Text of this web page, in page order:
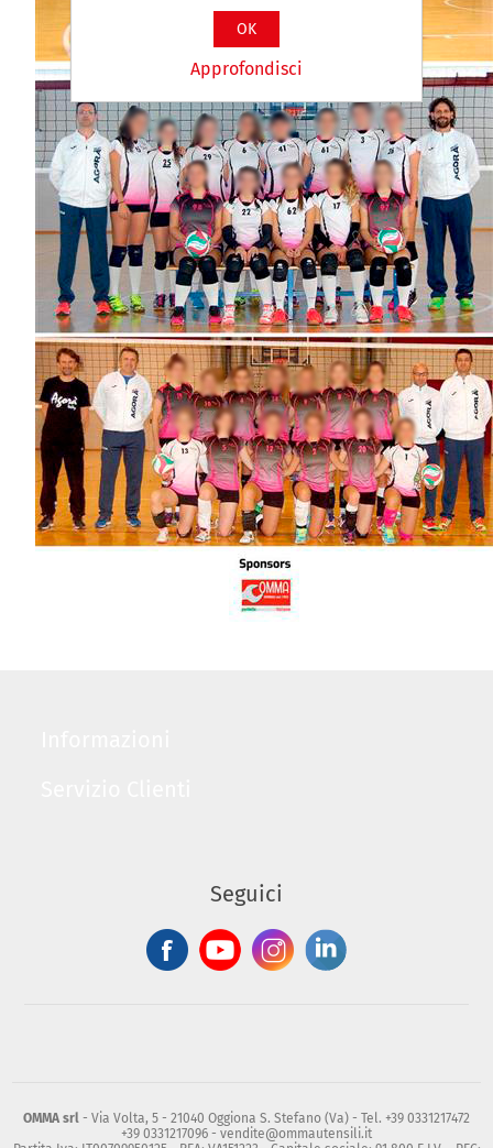
Seguici
OMMA srl - Via Volta, 5 - 21040 Oggiona S. Stefano (Va) - Tel. +39 0331217472
+39 0331217096 - vendite@ommautensili.it
OK
Approfondisci